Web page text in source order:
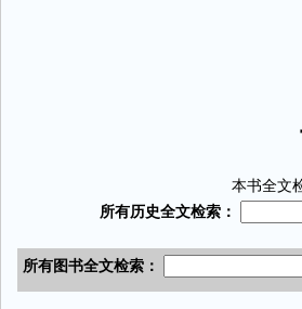
本书全文